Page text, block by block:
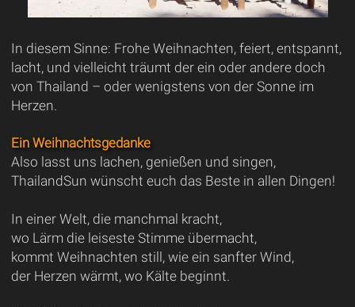
In diesem Sinne: Frohe Weihnachten, feiert, entspannt,
lacht, und vielleicht träumt der ein oder andere doch
von Thailand – oder wenigstens von der Sonne im
Herzen.
Ein Weihnachtsgedanke
Also lasst uns lachen, genießen und singen,
ThailandSun wünscht euch das Beste in allen Dingen!
In einer Welt, die manchmal kracht,
wo Lärm die leiseste Stimme übermacht,
kommt Weihnachten still, wie ein sanfter Wind,
der Herzen wärmt, wo Kälte beginnt.